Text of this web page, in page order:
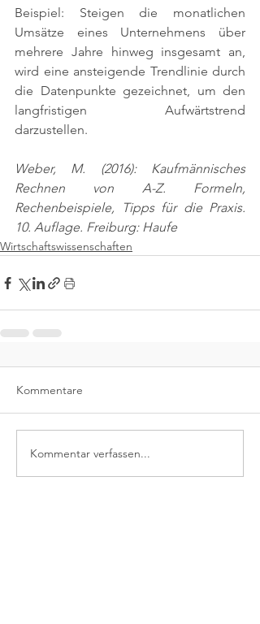
Beispiel: Steigen die monatlichen
Umsätze eines Unternehmens über
mehrere Jahre hinweg insgesamt an,
wird eine ansteigende Trendlinie durch
die Datenpunkte gezeichnet, um den
langfristigen Aufwärtstrend
darzustellen.
Weber, M. (2016): Kaufmännisches
Rechnen von A-Z. Formeln,
Rechenbeispiele, Tipps für die Praxis.
10. Auflage. Freiburg: Haufe
Wirtschaftswissenschaften
Kommentare
Kommentar verfassen...